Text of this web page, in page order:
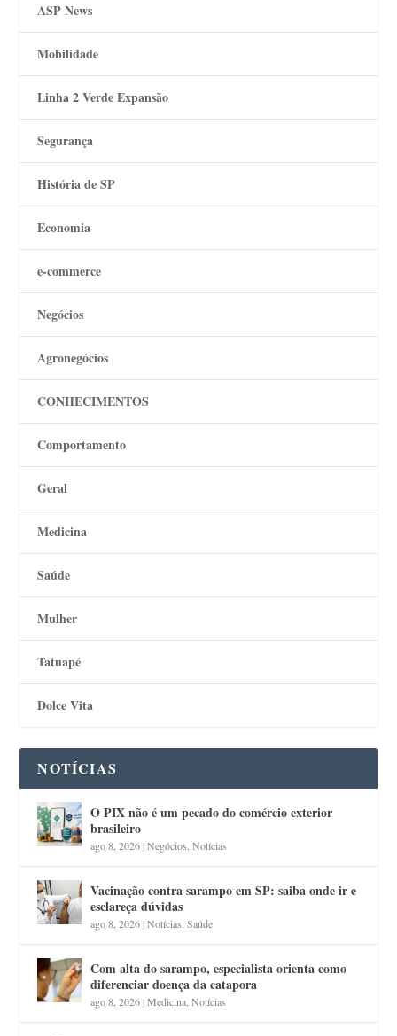
ASP News
Mobilidade
Linha 2 Verde Expansão
Segurança
História de SP
Economia
e-commerce
Negócios
Agronegócios
CONHECIMENTOS
Comportamento
Geral
Medicina
Saúde
Mulher
Tatuapé
Dolce Vita
NOTÍCIAS
O PIX não é um pecado do comércio exterior
brasileiro
ago 8, 2026|Negócios,Notícias
Vacinação contra sarampo em SP: saiba onde ir e
esclareça dúvidas
ago 8, 2026|Notícias,Saúde
Com alta do sarampo, especialista orienta como
diferenciar doença da catapora
ago 8, 2026|Medicina,Notícias